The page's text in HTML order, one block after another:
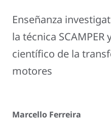
Enseñanza
la técnica
científico de la
motores
Marcello Ferreira